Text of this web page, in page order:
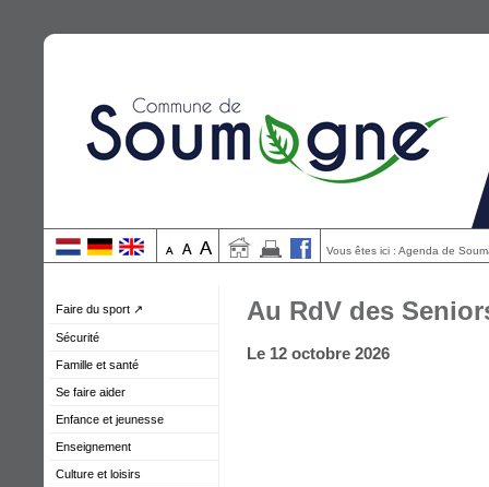
Vous êtes ici : Agenda de
Faire du sport ↗
Sécurité
Famille et santé
Se faire aider
Enfance et jeunesse
Enseignement
Culture et loisirs
Au RdV des
Le 12 octobre 2026